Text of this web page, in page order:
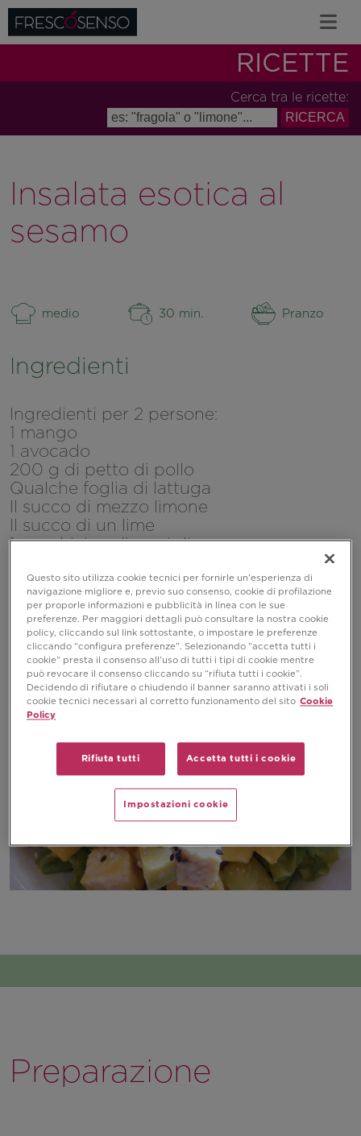
RICETTE
Cerca tra le ricette:
Insalata esotica al
sesamo
medio 30 min. Pranzo
Ingredienti
Ingredienti per 2 persone:
1 mango
1 avocado
200 g di petto di pollo
Qualche foglia di lattuga
Il succo di mezzo limone
Il succo di un lime
1 cucchiaino di semi di sesamo
Sale e pepe q.b.
Preparazione
Questo sito utilizza cookie tecnici per fornirle un’esperienza di
navigazione migliore e, previo suo consenso, cookie di profilazione
per proporle informazioni e pubblicità in linea con le sue
preferenze. Per maggiori dettagli può consultare la nostra cookie
policy, cliccando sul link sottostante, o impostare le preferenze
cliccando “configura preferenze”. Selezionando “accetta tutti i
cookie” presta il consenso all’uso di tutti i tipi di cookie mentre
può revocare il consenso cliccando su “rifiuta tutti i cookie”.
Decidendo di rifiutare o chiudendo il banner saranno attivati i soli
cookie tecnici necessari al corretto funzionamento del sito Cookie
Policy
Rifiuta tutti Accetta tutti i cookie
Impostazioni cookie